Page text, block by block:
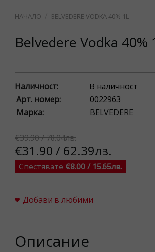
BELVEDERE VODKA 40% 1L
Belvedere Vodka 40%
Наличност:
В наличност
Арт. номер:
0022963
Марка:
BELVEDERE
€39.90 / 78.04лв.
€31.90 / 62.39лв.
Спестявате €8.00 / 15.65лв.
Добави в любими
Описание